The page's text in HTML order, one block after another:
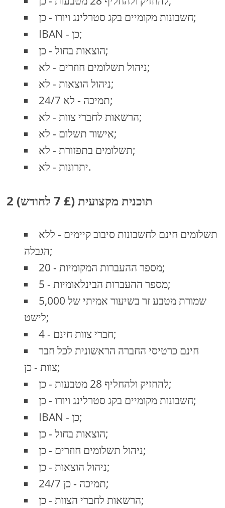
חשבונות מקומיים בקג סטרלינג ויורו - כן;
IBAN - כן;
הוצאות בחול - כן;
ניהול תשלומים חוזרים - לא;
ניהול הוצאות - לא;
24/7 תמיכה - לא;
הרשאות לחברי צוות - לא;
אישור תשלום - לא;
תשלומים בתפזורת - לא;
יתרונות - לא.
2 תוכנית מקצועית (£ 7 לחודש)
תשלומים חינם לחשבונות סיבוב קיימים - ללא
הגבלה;
מספר ההעברות המקומיות - 20;
מספר ההעברות הבינלאומיות - 5;
שמורת מטבע זר בשיעור אמיתי של 5,000
לישט;
חברי צוות חינם - 4;
חינם כרטיסי החברה הראשונית לכל חבר
צוות - כן;
להחזיק ולהחליף 28 מטבעות - כן;
חשבונות מקומיים בקג סטרלינג ויורו - כן;
IBAN - כן;
הוצאות בחול - כן;
ניהול תשלומים חוזרים - כן;
ניהול הוצאות - כן;
24/7 תמיכה - כן;
הרשאות לחברי הצוות - כן;